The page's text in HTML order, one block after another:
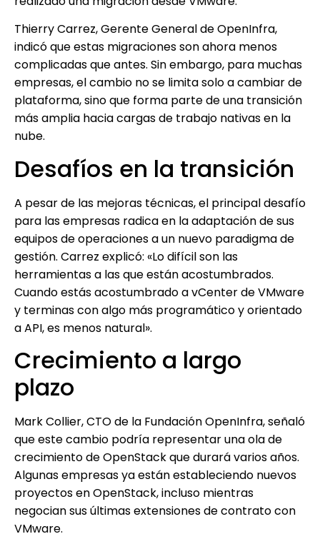
Thierry Carrez, Gerente General de OpenInfra,
indicó que estas migraciones son ahora menos
complicadas que antes. Sin embargo, para muchas
empresas, el cambio no se limita solo a cambiar de
plataforma, sino que forma parte de una transición
más amplia hacia cargas de trabajo nativas en la
nube.
Desafíos en la transición
A pesar de las mejoras técnicas, el principal desafío
para las empresas radica en la adaptación de sus
equipos de operaciones a un nuevo paradigma de
gestión. Carrez explicó: «Lo difícil son las
herramientas a las que están acostumbrados.
Cuando estás acostumbrado a vCenter de VMware
y terminas con algo más programático y orientado
a API, es menos natural».
Crecimiento a largo
plazo
Mark Collier, CTO de la Fundación OpenInfra, señaló
que este cambio podría representar una ola de
crecimiento de OpenStack que durará varios años.
Algunas empresas ya están estableciendo nuevos
proyectos en OpenStack, incluso mientras
negocian sus últimas extensiones de contrato con
VMware.